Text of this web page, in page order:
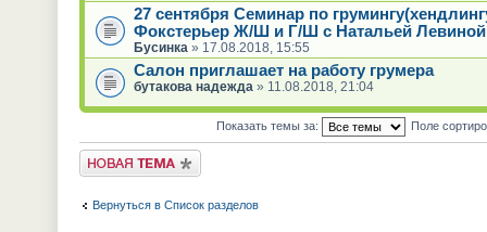
27 сентября Семинар по
Фокстерьер Ж/Ш и Г/Ш с Натальей Левиной
Бусинка » 17.08.2018, 15:55
Салон приглашает на работу грумера
бутакова надежда » 11.08.2018, 21:04
Показать темы за: Поле
Новая тема
Вернуться в Список разделов